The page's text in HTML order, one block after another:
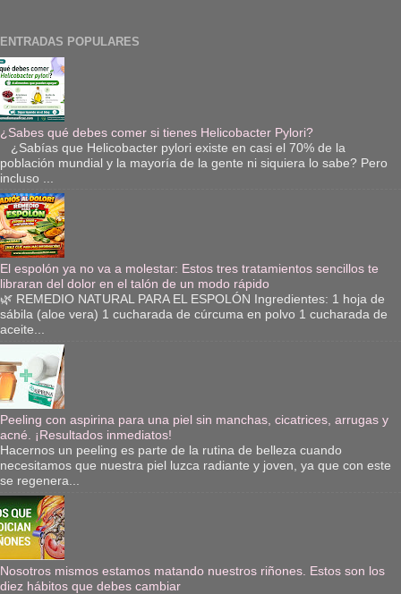
ENTRADAS POPULARES
¿Sabes qué debes comer si tienes Helicobacter Pylori?
¿Sabías que Helicobacter pylori existe en casi el 70% de la
población mundial y la mayoría de la gente ni siquiera lo sabe? Pero
incluso ...
El espolón ya no va a molestar: Estos tres tratamientos sencillos te
libraran del dolor en el talón de un modo rápido
🌿 REMEDIO NATURAL PARA EL ESPOLÓN Ingredientes: 1 hoja de
sábila (aloe vera) 1 cucharada de cúrcuma en polvo 1 cucharada de
aceite...
Peeling con aspirina para una piel sin manchas, cicatrices, arrugas y
acné. ¡Resultados inmediatos!
Hacernos un peeling es parte de la rutina de belleza cuando
necesitamos que nuestra piel luzca radiante y joven, ya que con este
se regenera...
Nosotros mismos estamos matando nuestros riñones. Estos son los
diez hábitos que debes cambiar